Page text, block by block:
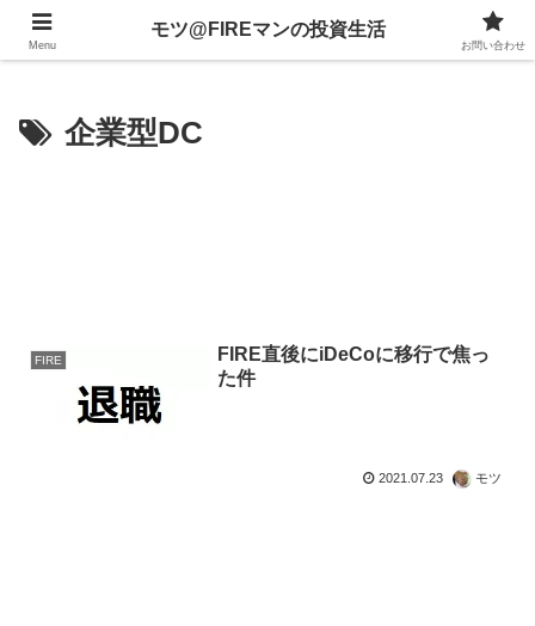
不動産、投資信託、暗号資産、株式、等々への投資について
企業型DC
FIRE
FIRE直後にiDeCoに移行で焦っ
た件
2021.07.23 モツ
Menu
モツ@FIREマンの投資生活
お問い合わせ